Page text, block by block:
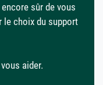
sûr de vous
le choix du support
aider.